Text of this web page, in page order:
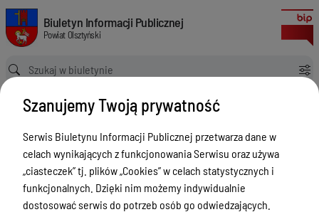
Zgłoszenia budowy 2024
Biuletyn Informacji Publicznej Powiat Olsztyński
Biuletyn Informacji Publicznej
Powiat Olsztyński
Ścieżka powrotu
Strona główna Rejestry budowlane Zgłoszenia budowy 2024
Rejestry budowlane
Menu Przedmiotowe
Kontakt i telefony w urzędzie
Ogłoszenia
Szanujemy Twoją prywatność
Serwis Biuletynu Informacji Publicznej przetwarza dane w
celach wynikających z funkcjonowania Serwisu oraz używa
„ciasteczek” tj. plików „Cookies” w celach statystycznych i
funkcjonalnych. Dzięki nim możemy indywidualnie
dostosować serwis do potrzeb osób go odwiedzających.